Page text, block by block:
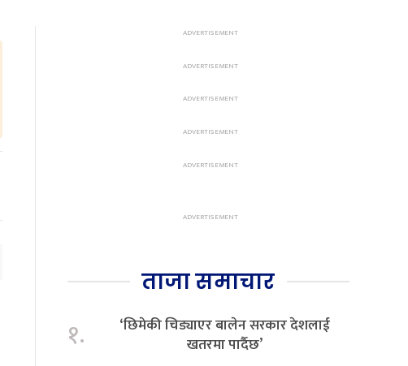
ताजा समाचार
१.
‘छिमेकी चिड्याएर बालेन सरकार देशलाई
खतरमा पार्दैछ’